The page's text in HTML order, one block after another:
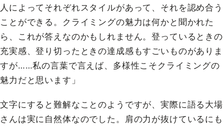
人によってそれぞれスタイルがあって、それを認め合う
ことができる。クライミングの魅力は何かと聞かれた
ら、これが答えなのかもしれません。登っているときの
充実感、登り切ったときの達成感もすごいものがありま
すが……私の言葉で言えば、多様性こそクライミングの
魅力だと思います」
文字にすると難解なことのようですが、実際に語る大場
さんは実に自然体なのでした。肩の力が抜けているにも